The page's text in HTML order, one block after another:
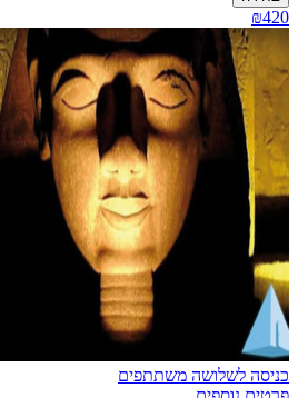
₪420
כניסה לשלושה משתתפים